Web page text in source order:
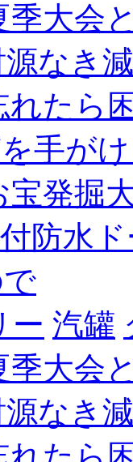
季大会
源なき
れたら
手が
発掘
防水
ー 汽罐
季大会
源なき